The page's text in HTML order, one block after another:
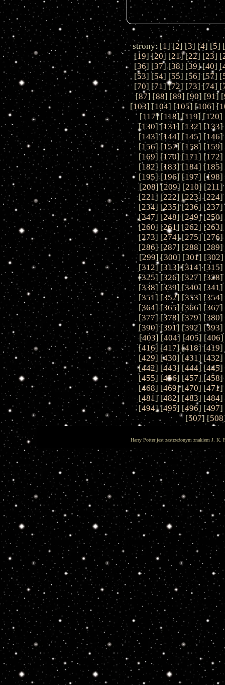
strony: [1] [2] [3] [4] [5] [
[19] [20] [21] [22] [23] [
[36] [37] [38] [39] [40] [
[53] [54] [55] [56] [57] [
[70] [71] [72] [73] [74] [
[87] [88] [89] [90] [91] [
[103] [104] [105] [106] [
[117] [118] [119] [120]
[130] [131] [132] [133]
[143] [144] [145] [146]
[156] [157] [158] [159]
[169] [170] [171] [172]
[182] [183] [184] [185]
[195] [196] [197] [198]
[208] [209] [210] [211]
[221] [222] [223] [224]
[234] [235] [236] [237]
[247] [248] [249] [250]
[260] [261] [262] [263]
[273] [274] [275] [276]
[286] [287] [288] [289]
[299] [300] [301] [302]
[312] [313] [314] [315]
[325] [326] [327] [328]
[338] [339] [340] [341]
[351] [352] [353] [354]
[364] [365] [366] [367]
[377] [378] [379] [380]
[390] [391] [392] [393]
[403] [404] [405] [406]
[416] [417] [418] [419]
[429] [430] [431] [432]
[442] [443] [444] [445]
[455] [456] [457] [458]
[468] [469] [470] [471]
[481] [482] [483] [484]
[494] [495] [496] [497]
[507] [508
Harry Potter jest zastrzeżonym znakiem J. K.